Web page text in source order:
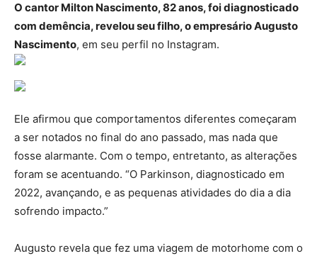
O cantor Milton Nascimento, 82 anos, foi diagnosticado
com demência, revelou seu filho, o empresário Augusto
Nascimento, em seu perfil no Instagram.
Ele afirmou que comportamentos diferentes começaram
a ser notados no final do ano passado, mas nada que
fosse alarmante. Com o tempo, entretanto, as alterações
foram se acentuando. “O Parkinson, diagnosticado em
2022, avançando, e as pequenas atividades do dia a dia
sofrendo impacto.”
Augusto revela que fez uma viagem de motorhome com o